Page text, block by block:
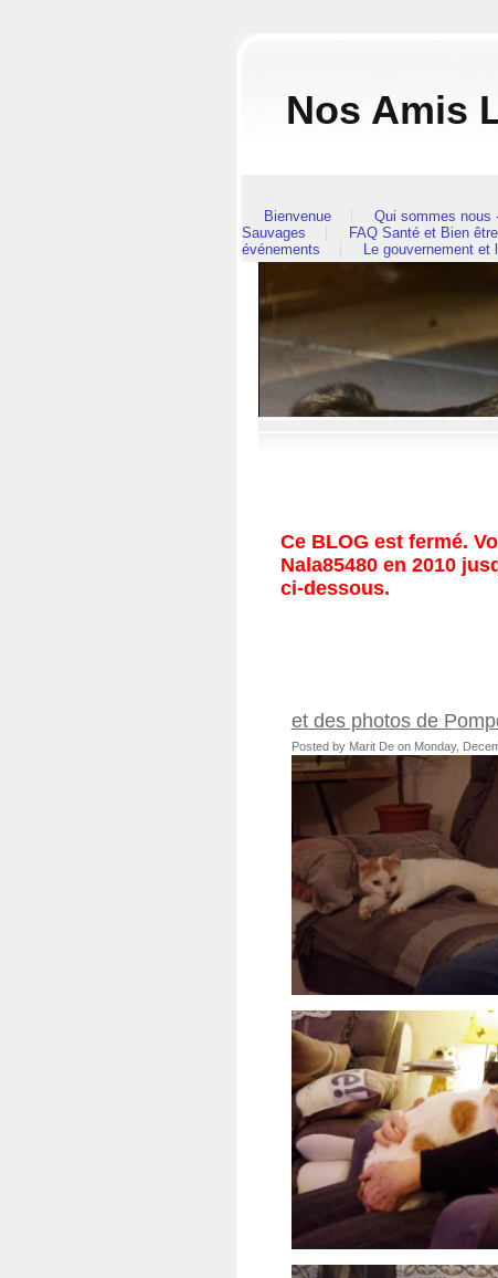
Nos Amis
Bienvenue Qui sommes nous
Sauvages
FAQ Santé et Bien
événements
Le gouvernement et
Ce BLOG est fermé.
Nala85480 en 2010
ci-dessous.
et des photos de
Posted by Marit De on Monday,